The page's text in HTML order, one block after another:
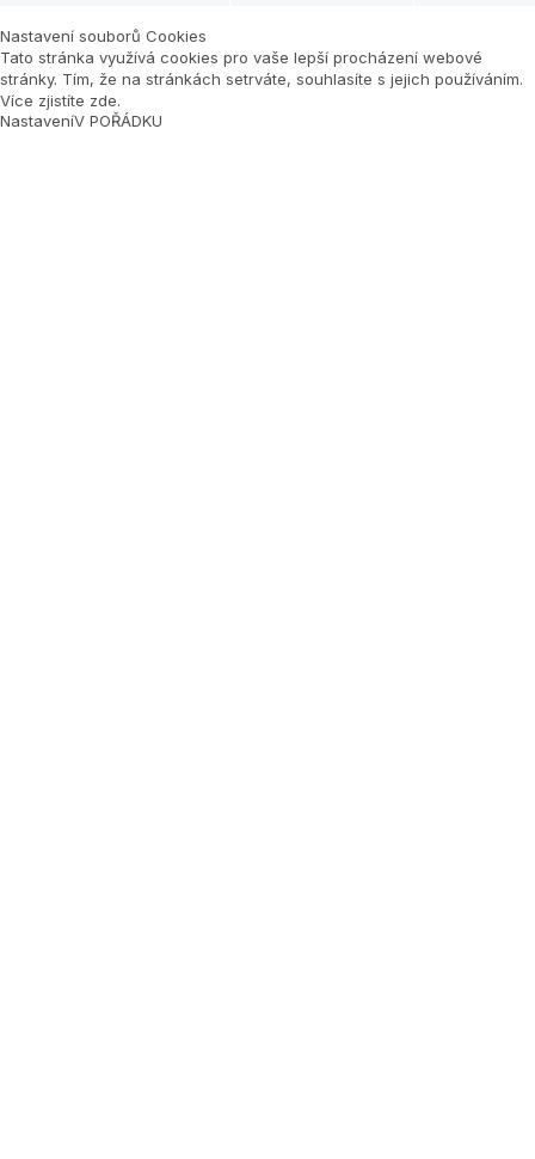
Nastavení souborů Cookies
Tato stránka využívá cookies pro vaše lepší procházení webové
stránky. Tím, že na stránkách setrváte, souhlasíte s jejich používáním.
Více zjistíte zde.
NastaveníV POŘÁDKU